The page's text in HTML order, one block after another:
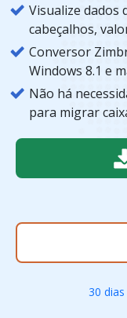
Visualize dados
cabeçalhos,
Conversor
Windows 8.1 e
Não há
para migrar
30